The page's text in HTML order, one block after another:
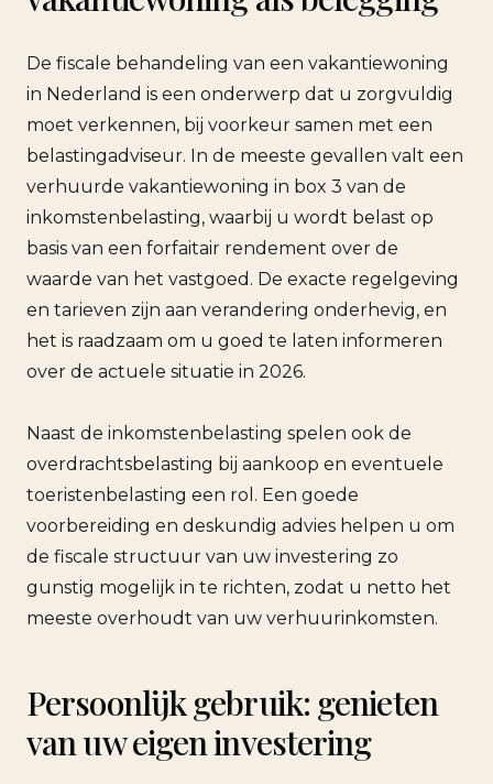
De fiscale behandeling van een vakantiewoning
in Nederland is een onderwerp dat u zorgvuldig
moet verkennen, bij voorkeur samen met een
belastingadviseur. In de meeste gevallen valt een
verhuurde vakantiewoning in box 3 van de
inkomstenbelasting, waarbij u wordt belast op
basis van een forfaitair rendement over de
waarde van het vastgoed. De exacte regelgeving
en tarieven zijn aan verandering onderhevig, en
het is raadzaam om u goed te laten informeren
over de actuele situatie in 2026.
Naast de inkomstenbelasting spelen ook de
overdrachtsbelasting bij aankoop en eventuele
toeristenbelasting een rol. Een goede
voorbereiding en deskundig advies helpen u om
de fiscale structuur van uw investering zo
gunstig mogelijk in te richten, zodat u netto het
meeste overhoudt van uw verhuurinkomsten.
Persoonlijk gebruik: genieten
van uw eigen investering